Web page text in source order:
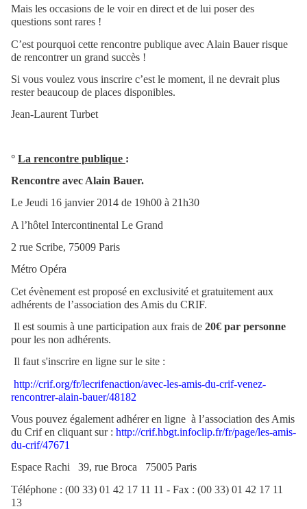
Mais les occasions de le voir en direct et de lui poser des
questions sont rares !
C’est pourquoi cette rencontre publique avec Alain Bauer risque
de rencontrer un grand succès !
Si vous voulez vous inscrire c’est le moment, il ne devrait plus
rester beaucoup de places disponibles.
Jean-Laurent Turbet
° La rencontre publique :
Rencontre avec Alain Bauer.
Le Jeudi 16 janvier 2014 de 19h00 à 21h30
A l’hôtel Intercontinental Le Grand
2 rue Scribe, 75009 Paris
Métro Opéra
Cet évènement est proposé en exclusivité et gratuitement aux
adhérents de l’association des Amis du CRIF.
Il est soumis à une participation aux frais de 20€ par personne
pour les non adhérents.
Il faut s'inscrire en ligne sur le site :
http://crif.org/fr/lecrifenaction/avec-les-amis-du-crif-venez-
rencontrer-alain-bauer/48182
Vous pouvez également adhérer en ligne à l’association des Amis
du Crif en cliquant sur : http://crif.hbgt.infoclip.fr/fr/page/les-amis-
du-crif/47671
Espace Rachi
39, rue Broca
75005 Paris
Téléphone : (00 33) 01 42 17 11 11 - Fax : (00 33) 01 42 17 11
13